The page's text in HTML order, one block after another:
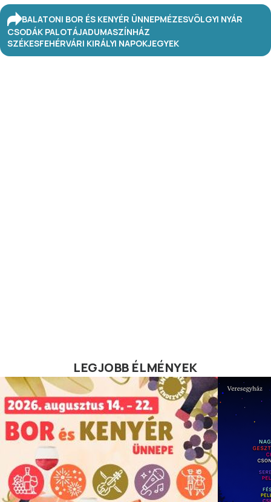
BALATONI BOR ÉS KENYÉR ÜNNEPMÉZESVÖLGYI NYÁR
CSODÁK PALOTÁJADUMASZÍNHÁZ
SZÉKESFEHÉRVÁRI KIRÁLYI NAPOKJEGYEK
LEGJOBB ÉLMÉNYEK